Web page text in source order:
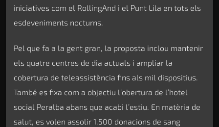
iniciatives com el RollingAnd i el Punt Lila en tots els
esdeveniments nocturns.
Pel que fa a la gent gran, la proposta inclou mantenir
els quatre centres de dia actuals i ampliar la
cobertura de teleassistència fins als mil dispositius.
També es fixa com a objectiu l’obertura de l’hotel
social Peralba abans que acabi l’estiu. En matèria de
salut, es volen assolir 1.500 donacions de sang